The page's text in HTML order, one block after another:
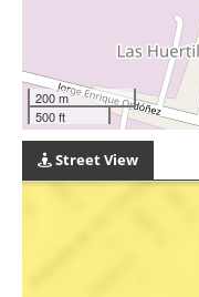
200 m
500 ft
Street View